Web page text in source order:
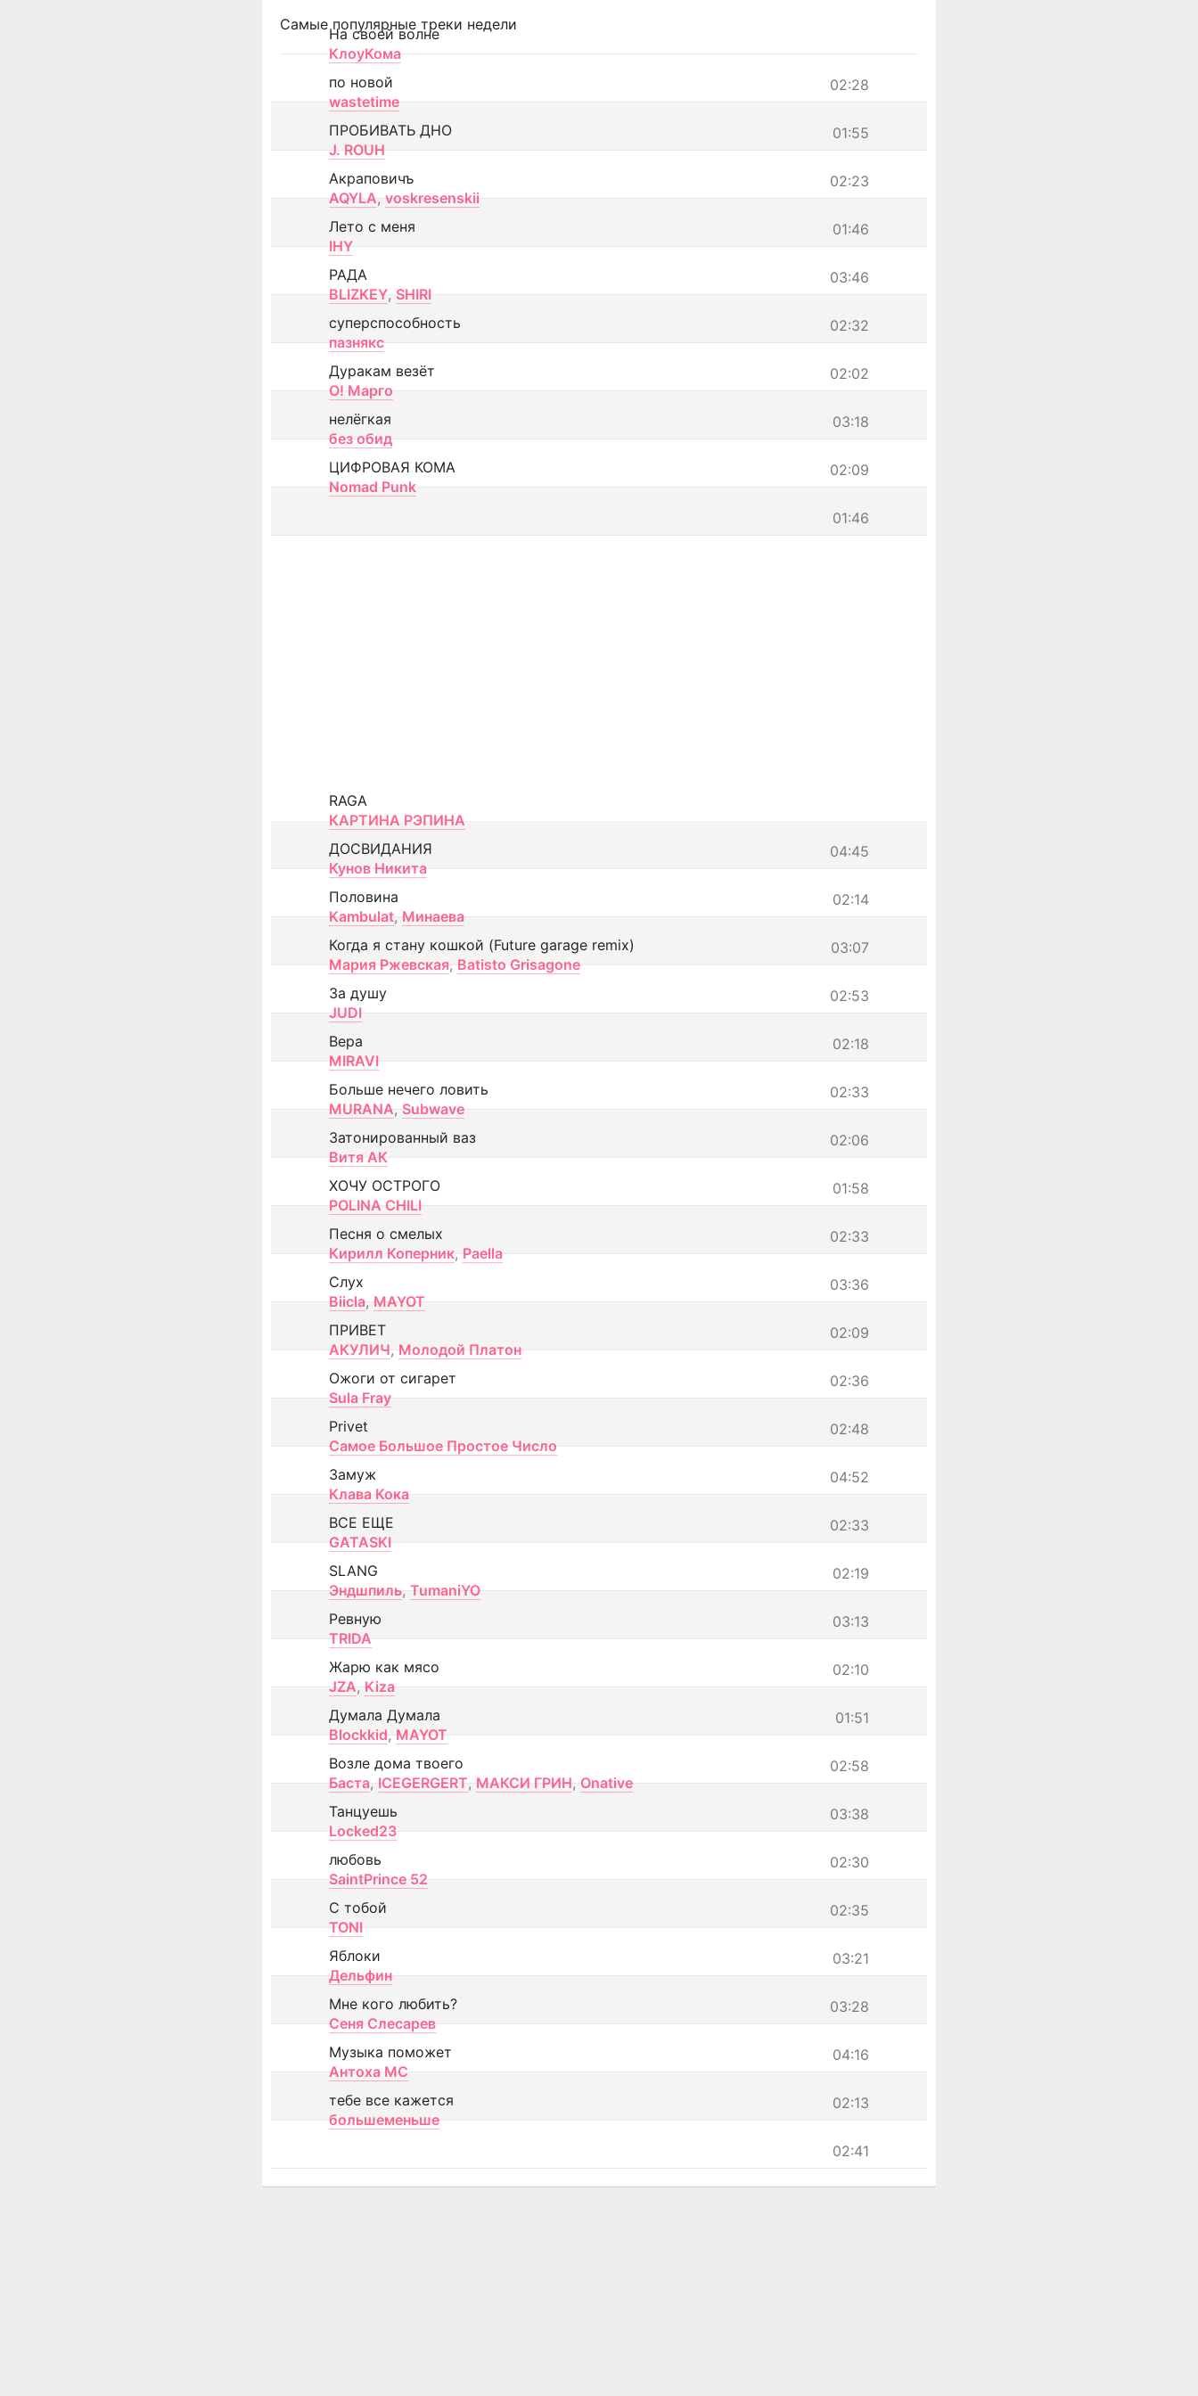
Самые популярные треки недели
На своей волне
КлоуКома
02:28
по новой
wastetime
01:55
ПРОБИВАТЬ ДНО
J. ROUH
02:23
Акраповичъ
AQYLA, voskresenskii
01:46
Лето с меня
IHY
03:46
РАДА
BLIZKEY, SHIRI
02:32
суперспособность
пазнякс
02:02
Дуракам везёт
О! Марго
03:18
нелёгкая
без обид
02:09
ЦИФРОВАЯ КОМА
Nomad Punk
01:46
RAGA
КАРТИНА РЭПИНА
04:45
ДОСВИДАНИЯ
Кунов Никита
02:14
Половина
Kambulat, Минаева
03:07
Когда я стану кошкой (Future garage remix)
Мария Ржевская, Batisto Grisagone
02:53
За душу
JUDI
02:18
Вера
MIRAVI
02:33
Больше нечего ловить
MURANA, Subwave
02:06
Затонированный ваз
Витя АК
01:58
ХОЧУ ОСТРОГО
POLINA CHILI
02:33
Песня о смелых
Кирилл Коперник, Paella
03:36
Слух
Biicla, MAYOT
02:09
ПРИВЕТ
АКУЛИЧ, Молодой Платон
02:36
Ожоги от сигарет
Sula Fray
02:48
Privet
Самое Большое Простое Число
04:52
Замуж
Клава Кока
02:33
ВСЕ ЕЩЕ
GATASKI
02:19
SLANG
Эндшпиль, TumaniYO
03:13
Ревную
TRIDA
02:10
Жарю как мясо
JZA, Kiza
01:51
Думала Думала
Blockkid, MAYOT
02:58
Возле дома твоего
Баста, ICEGERGERT, МАКСИ ГРИН, Onative
03:38
Танцуешь
Locked23
02:30
любовь
SaintPrince 52
02:35
С тобой
TONI
03:21
Яблоки
Дельфин
03:28
Мне кого любить?
Сеня Слесарев
04:16
Музыка поможет
Антоха МС
02:13
тебе все кажется
большеменьше
02:41